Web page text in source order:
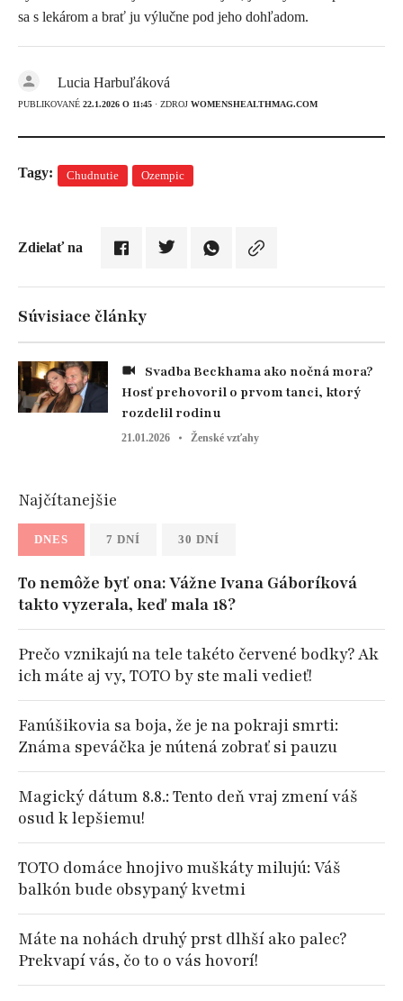
sa s lekárom a brať ju výlučne pod jeho dohľadom.
Lucia Harbuľáková
PUBLIKOVANÉ 22.1.2026 O 11:45 · ZDROJ WOMENSHEALTHMAG.COM
Tagy: Chudnutie Ozempic
Zdielať na
Súvisiace články
Hosť prehovoril o prvom tanci, ktorý
rozdelil rodinu
21.01.2026 Ženské vzťahy
Najčítanejšie
DNES 7 DNÍ 30 DNÍ
To nemôže byť ona: Vážne Ivana Gáboríková
takto vyzerala, keď mala 18?
Prečo vznikajú na tele takéto červené bodky? Ak
ich máte aj vy, TOTO by ste mali vedieť!
Fanúšikovia sa boja, že je na pokraji smrti:
Známa speváčka je nútená zobrať si pauzu
Magický dátum 8.8.: Tento deň vraj zmení váš
osud k lepšiemu!
TOTO domáce hnojivo muškáty milujú: Váš
balkón bude obsypaný kvetmi
Máte na nohách druhý prst dlhší ako palec?
Prekvapí vás, čo to o vás hovorí!